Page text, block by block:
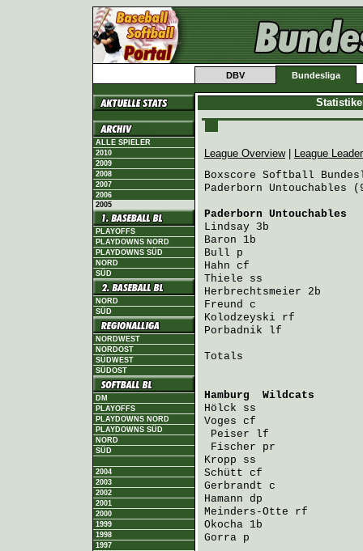
DBV Bundesliga
ALLE SPIELER
2010
2009
2008
2007
2006
2005
PLAYOFFS
PLAYDOWNS NORD
PLAYDOWNS SÜD
NORD
SÜD
NORD
SÜD
NORDWEST
NORDOST
SÜDWEST
SÜDOST
DM
PLAYOFFS
PLAYDOWNS NORD
PLAYDOWNS SÜD
NORD
SÜD
2004
2003
2002
2001
2000
1999
1998
1997
League Overview|
League
Boxscore Softball
Paderborn Untouchables
Paderborn Untouchables
Lindsay
Baron
Bull
Hahn
Thiele
Herbrechtsmeier
Freund
Kolodzeyski
Porbadnik lf
Totals
Hamburg  Wildcats
Hölck
Voges cf
Peiser lf
Fischer
Kropp
Schütt
Gerbrandt
Hamann
Meinders-Otte
Okocha
Gorra p